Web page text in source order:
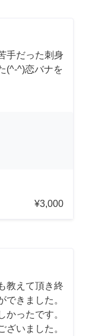
手だった刺身
(^-^)恋バナを
¥3,000
教えて頂き終
できました。
かったです。
ざいました。